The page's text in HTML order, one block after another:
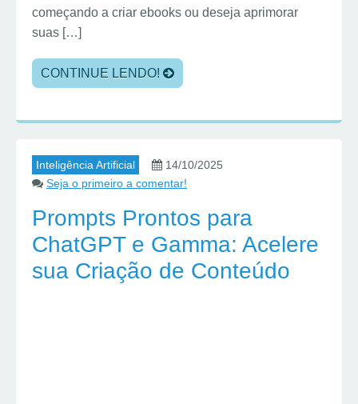
começando a criar ebooks ou deseja aprimorar
suas […]
CONTINUE LENDO!
Inteligência Artificial
14/10/2025
Seja o primeiro a comentar!
Prompts Prontos para
ChatGPT e Gamma: Acelere
sua Criação de Conteúdo